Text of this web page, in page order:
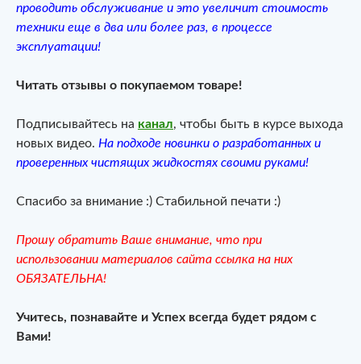
проводить обслуживание и это увеличит стоимость
техники еще в два или более раз, в процессе
эксплуатации!
Читать отзывы о покупаемом товаре!
Подписывайтесь на канал, чтобы быть в курсе выхода
новых видео. На подходе новинки о разработанных и
проверенных чистящих жидкостях своими руками!
Спасибо за внимание :) Стабильной печати :)
Прошу обратить Ваше внимание, что при
использовании материалов сайта ссылка на них
ОБЯЗАТЕЛЬНА!
Учитесь, познавайте и Успех всегда будет рядом с
Вами!